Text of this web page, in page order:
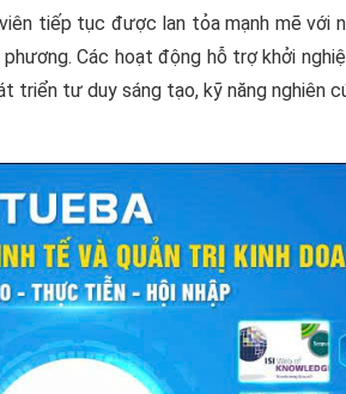
tiếp tục được lan tỏa mạnh mẽ với
Các hoạt động hỗ trợ khởi
tư duy sáng tạo, kỹ năng nghiên